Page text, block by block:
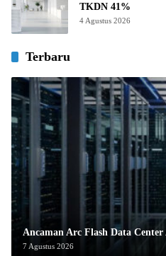
TKDN 41%
4 Agustus 2026
Terbaru
Ancaman Arc Flash Data
7 Agustus 2026